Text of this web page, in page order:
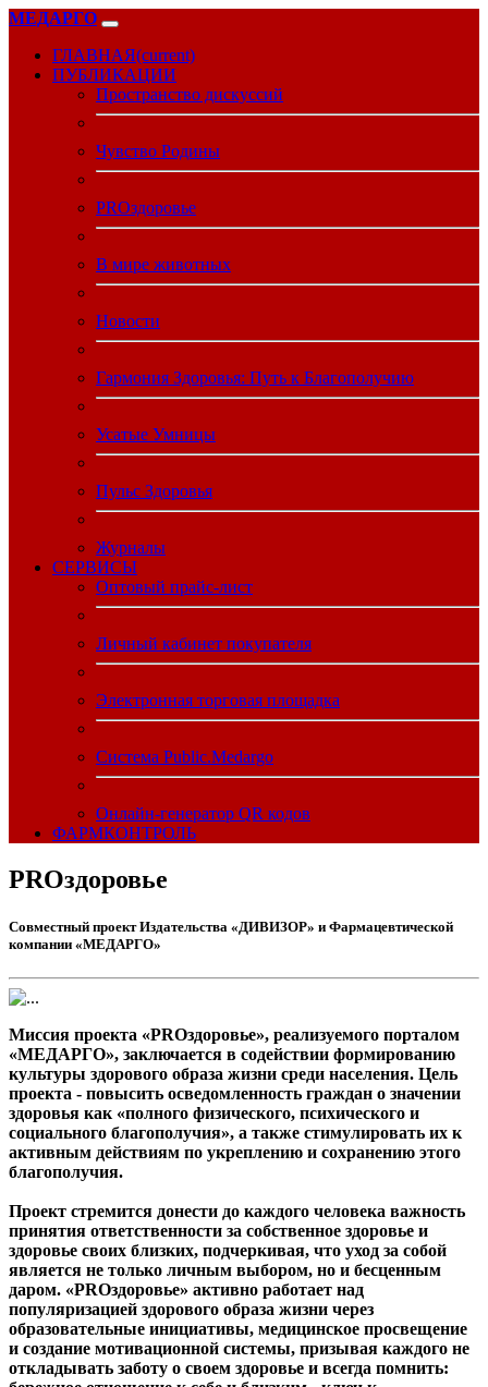
МЕДАРГО
ГЛАВНАЯ(current)
ПУБЛИКАЦИИ
Пространство дискуссий
Чувство Родины
PROздоровье
В мире животных
Новости
Гармония Здоровья: Путь к Благополучию
Усатые Умницы
Пульс Здоровья
Журналы
CЕРВИСЫ
Оптовый прайс-лист
Личный кабинет покупателя
Электронная торговая площадка
Система Public.Medargo
Онлайн-генератор QR кодов
ФАРМКОНТРОЛЬ
PROздоровье
Совместный проект Издательства «ДИВИЗОР» и Фармацевтической
компании «МЕДАРГО»
Миссия проекта «PROздоровье», реализуемого порталом
«МЕДАРГО», заключается в содействии формированию
культуры здорового образа жизни среди населения. Цель
проекта - повысить осведомленность граждан о значении
здоровья как «полного физического, психического и
социального благополучия», а также стимулировать их к
активным действиям по укреплению и сохранению этого
благополучия.
Проект стремится донести до каждого человека важность
принятия ответственности за собственное здоровье и
здоровье своих близких, подчеркивая, что уход за собой
является не только личным выбором, но и бесценным
даром. «PROздоровье» активно работает над
популяризацией здорового образа жизни через
образовательные инициативы, медицинское просвещение
и создание мотивационной системы, призывая каждого не
откладывать заботу о своем здоровье и всегда помнить: